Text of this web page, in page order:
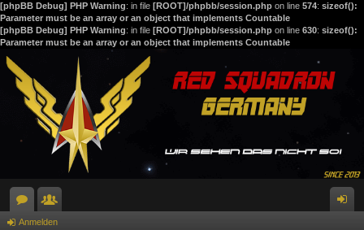
[phpBB Debug] PHP Warning: in file [ROOT]/phpbb/session.php on line 574: sizeof():
Parameter must be an array or an object that implements Countable
[phpBB Debug] PHP Warning: in file [ROOT]/phpbb/session.php on line 630: sizeof():
Parameter must be an array or an object that implements Countable
or itg
Anmelden